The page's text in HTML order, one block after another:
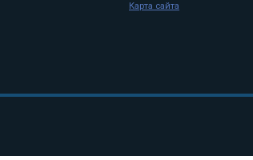
РФ. Официальный публикатор
Карта сайта